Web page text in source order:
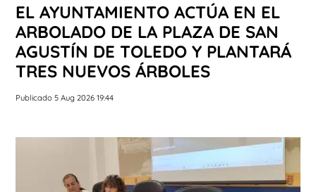
EL AYUNTAMIENTO ACTÚA EN EL
ARBOLADO DE LA PLAZA DE SAN
AGUSTÍN DE TOLEDO Y PLANTARÁ
TRES NUEVOS ÁRBOLES
Publicado 5 Aug 2026 19:44